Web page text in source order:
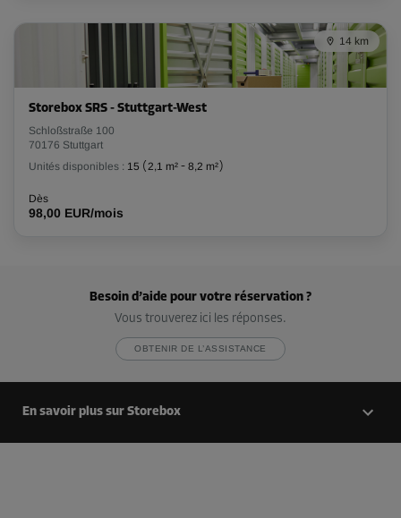
242,00 EUR/mois
217,79 EUR/mois
Compartiment 19
Surface: 8,6 m²
Volume: 25,8 m³
249,00 EUR/mois
224,09 EUR/mois
Surface: 9,2 m²
14 km
Storebox SRS - Stuttgart-West
Schloßstraße 100
70176 Stuttgart
Unités disponibles : 15 (2,1 m² - 8,2 m²)
Dès
98,00 EUR/mois
Besoin d’aide pour votre réservation ?
Vous trouverez ici les réponses.
OBTENIR DE L’ASSISTANCE
En savoir plus sur Storebox